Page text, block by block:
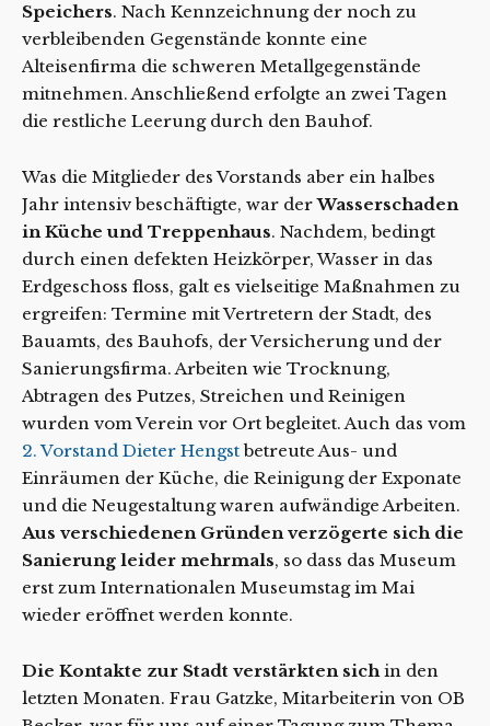
Speichers. Nach Kennzeichnung der noch zu
verbleibenden Gegenstände konnte eine
Alteisenfirma die schweren Metallgegenstände
mitnehmen. Anschließend erfolgte an zwei Tagen
die restliche Leerung durch den Bauhof.
Was die Mitglieder des Vorstands aber ein halbes
Jahr intensiv beschäftigte, war derWasserschaden
in Küche und Treppenhaus. Nachdem, bedingt
durch einen defekten Heizkörper, Wasser in das
Erdgeschoss floss, galt es vielseitige Maßnahmen zu
ergreifen: Termine mit Vertretern der Stadt, des
Bauamts, des Bauhofs, der Versicherung und der
Sanierungsfirma. Arbeiten wie Trocknung,
Abtragen des Putzes, Streichen und Reinigen
wurden vom Verein vor Ort begleitet. Auch das vom
2. Vorstand Dieter Hengstbetreute Aus- und
Einräumen der Küche, die Reinigung der Exponate
und die Neugestaltung waren aufwändige Arbeiten.
Aus verschiedenen Gründen verzögerte sich die
Sanierung leider mehrmals, so dass das Museum
erst zum Internationalen Museumstag im Mai
wieder eröffnet werden konnte.
Die Kontakte zur Stadt verstärkten sichin den
letzten Monaten. Frau Gatzke, Mitarbeiterin von OB